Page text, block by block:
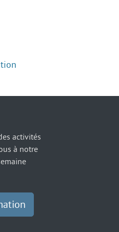
activités
à notre